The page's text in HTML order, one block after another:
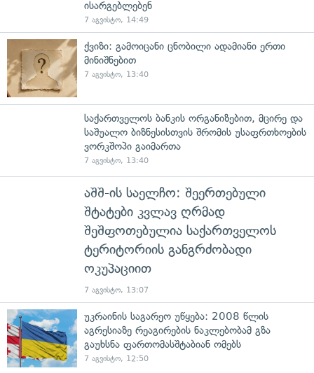
ისარგებლებენ
7 აგვისტო, 14:49
ქვიზი: გამოიცანი ცნობილი ადამიანი ერთი
მინიშნებით
7 აგვისტო, 13:40
საქართველოს ბანკის ორგანიზებით, მცირე და
საშუალო ბიზნესისთვის შრომის უსაფრთხოების
ვორკშოპი გაიმართა
7 აგვისტო, 13:40
აშშ-ის საელჩო: შეერთებული
შტატები კვლავ ღრმად
შეშფოთებულია საქართველოს
ტერიტორიის განგრძობადი
ოკუპაციით
7 აგვისტო, 13:07
უკრაინის საგარეო უწყება: 2008 წლის
აგრესიაზე რეაგირების ნაკლებობამ გზა
გაუხსნა ფართომასშტაბიან ომებს
7 აგვისტო, 12:50